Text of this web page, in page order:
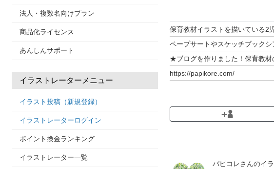
法人・複数名向けプラン
商品化ライセンス
あんしんサポート
イラストレーターメニュー
イラスト投稿（新規登録）
イラストレーターログイン
ポイント換金ランキング
イラストレーター一覧
保育教材イラストを描いている2
ペープサートやスケッチブックシ
★ブログを作りました！保育教
https://papikore.com/
▼作品一覧はこちら▼
☆一年中使えるもの☆【通年】
パピコレさんのイ